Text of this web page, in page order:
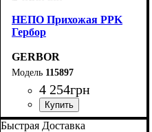
НЕПО Прихожая PPK
Гербор
GERBOR
115897
4 254грн
ширина, мм: 900
высота, мм: 184
глубина, мм: 30,5
Быстрая Доставка